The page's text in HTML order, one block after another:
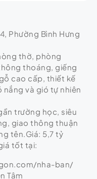
Phường Bình Hưng
thờ, phòng
thoáng, giếng
cao cấp, thiết kế
và gió tự nhiên
trường học, siêu
giao thông thuận
tên.Giá: 5,7 tỷ
tốt tại:
nha-ban/
Tâm